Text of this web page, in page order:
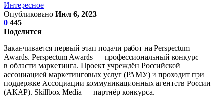
Интересное
Опубликовано Июл 6, 2023
0 445
Поделится
Заканчивается первый этап подачи работ на Perspectum
Awards. Perspectum Awards — профессиональный конкурс
в области маркетинга. Проект учреждён Российской
ассоциацией маркетинговых услуг (РАМУ) и проходит при
поддержке Ассоциации коммуникационных агентств России
(АКАР). Skillbox Media — партнёр конкурса.